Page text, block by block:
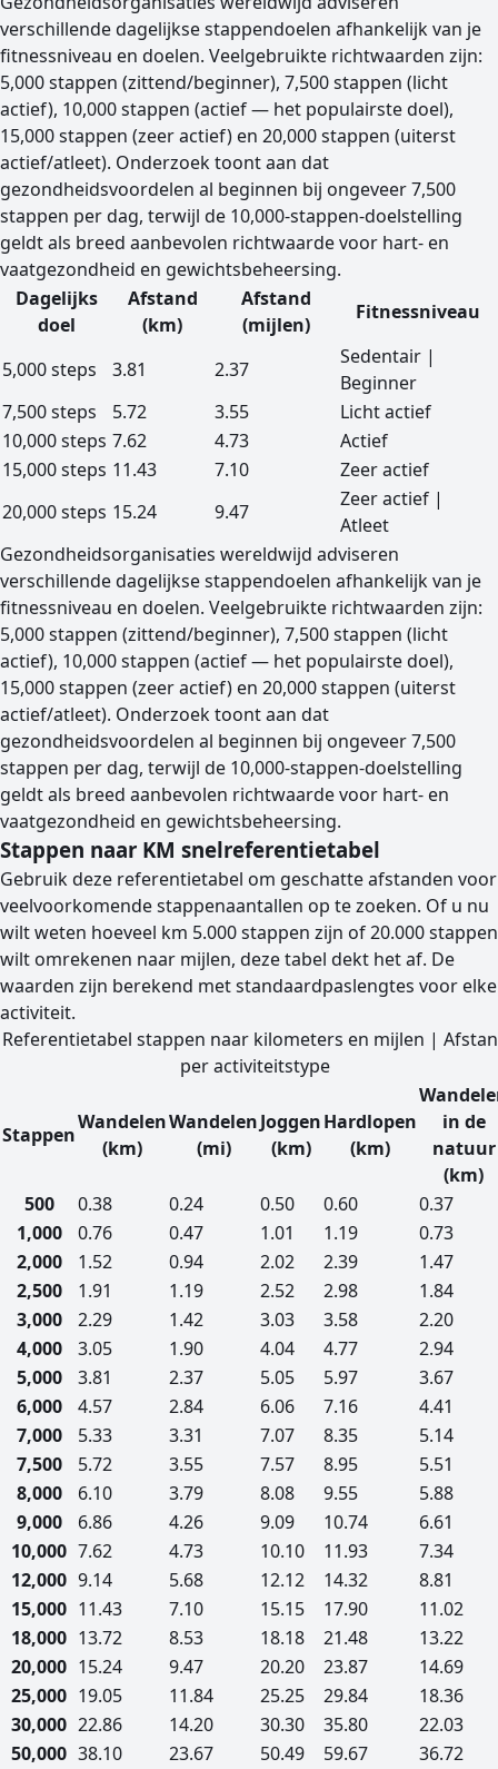
verschillende dagelijkse stappendoelen afhankelijk van je
fitnessniveau en doelen. Veelgebruikte richtwaarden zijn:
5,000 stappen (zittend/beginner), 7,500 stappen (licht
actief), 10,000 stappen (actief — het populairste doel),
15,000 stappen (zeer actief) en 20,000 stappen (uiterst
actief/atleet). Onderzoek toont aan dat
gezondheidsvoordelen al beginnen bij ongeveer 7,500
stappen per dag, terwijl de 10,000-stappen-doelstelling
geldt als breed aanbevolen richtwaarde voor hart- en
vaatgezondheid en gewichtsbeheersing.
Dagelijkse stappendoelen met de bijbehorende afstanden
Dagelijks
doel
Afstand
(km)
Afstand
(mijlen)
Fitnessniveau
5,000 steps 3.81 2.37
Sedentair |
Beginner
7,500 steps
5.72 3.55
Licht actief
10,000 steps 7.62 4.73
Actief
15,000 steps 11.43 7.10
Zeer actief
20,000 steps 15.24 9.47
Zeer actief |
Atleet
Gezondheidsorganisaties wereldwijd adviseren
verschillende dagelijkse stappendoelen afhankelijk van je
fitnessniveau en doelen. Veelgebruikte richtwaarden zijn:
5,000 stappen (zittend/beginner), 7,500 stappen (licht
actief), 10,000 stappen (actief — het populairste doel),
15,000 stappen (zeer actief) en 20,000 stappen (uiterst
actief/atleet). Onderzoek toont aan dat
gezondheidsvoordelen al beginnen bij ongeveer 7,500
stappen per dag, terwijl de 10,000-stappen-doelstelling
geldt als breed aanbevolen richtwaarde voor hart- en
vaatgezondheid en gewichtsbeheersing.
Stappen naar KM snelreferentietabel
Gebruik deze referentietabel om geschatte afstanden voor
veelvoorkomende stappenaantallen op te zoeken. Of u nu
wilt weten hoeveel km 5.000 stappen zijn of 20.000 stappen
wilt omrekenen naar mijlen, deze tabel dekt het af. De
waarden zijn berekend met standaardpaslengtes voor elke
activiteit.
Referentietabel stappen naar kilometers en mijlen |
per activiteitstype
Stappen
Wandelen
(km)
Wandelen
(mi)
Joggen
(km)
Hardlopen
(km)
in de
natuur
(km)
500
0.38 0.24 0.50 0.60
0.37
1,000
0.76 0.47 1.01 1.19
0.73
2,000
1.52 0.94 2.02 2.39
1.47
2,500
1.91 1.19 2.52 2.98
1.84
3,000
2.29 1.42 3.03 3.58
2.20
4,000
3.05 1.90 4.04 4.77
2.94
5,000
3.81 2.37 5.05 5.97
3.67
6,000
4.57 2.84 6.06 7.16
4.41
7,000
5.33 3.31 7.07 8.35
5.14
7,500
5.72 3.55 7.57 8.95
5.51
8,000
6.10 3.79 8.08 9.55
5.88
9,000
6.86 4.26 9.09 10.74
6.61
10,000 7.62 4.73 10.10 11.93
7.34
12,000 9.14 5.68 12.12 14.32
8.81
15,000 11.43 7.10 15.15 17.90
11.02
18,000 13.72 8.53 18.18 21.48
13.22
20,000 15.24 9.47 20.20 23.87
14.69
25,000 19.05 11.84 25.25 29.84
18.36
30,000 22.86 14.20 30.30 35.80
22.03
50,000 38.10 23.67 50.49 59.67
36.72